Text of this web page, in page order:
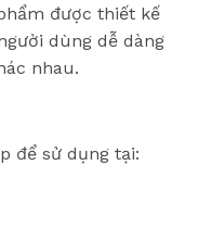
được thiết kế
dùng dễ dàng
nhau.
để sử dụng tại: